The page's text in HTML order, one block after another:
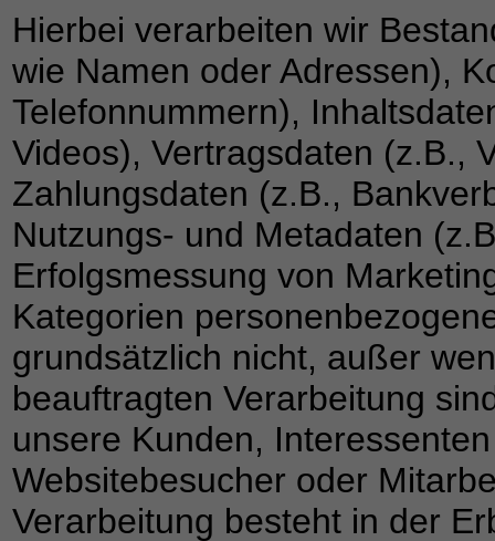
Hierbei verarbeiten wir
wie Namen oder Adressen),
Telefonnummern),
Videos), Vertragsdaten (z.B.,
Zahlungsdaten (z.B.,
Nutzungs- und Metadaten
Erfolgsmessung von
Kategorien
grundsätzlich nicht, außer
beauftragten Verarbeitung
unsere Kunden,
Websitebesucher oder
Verarbeitung besteht in der